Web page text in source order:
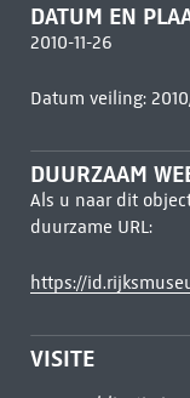
DATUM EN
2010-11-26
Datum veiling:
DUURZAAM
Als u naar dit
duurzame URL:
https://
VISITE